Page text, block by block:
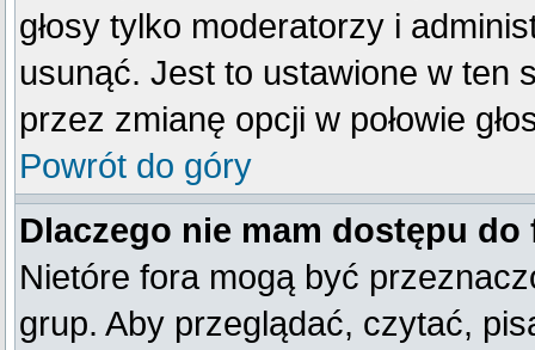
głosy tylko moderatorzy i
usunąć. Jest to ustawione w ten
przez zmianę opcji w połowie
Powrót do góry
Dlaczego nie mam dostępu do
Nietóre fora mogą być
grup. Aby przeglądać, czytać,